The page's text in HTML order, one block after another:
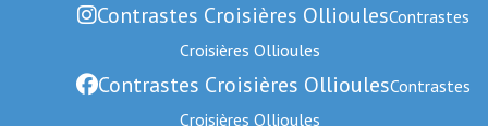
Contrastes Croisières OllioulesContrastes
Croisières Ollioules
Contrastes Croisières OllioulesContrastes
Croisières Ollioules